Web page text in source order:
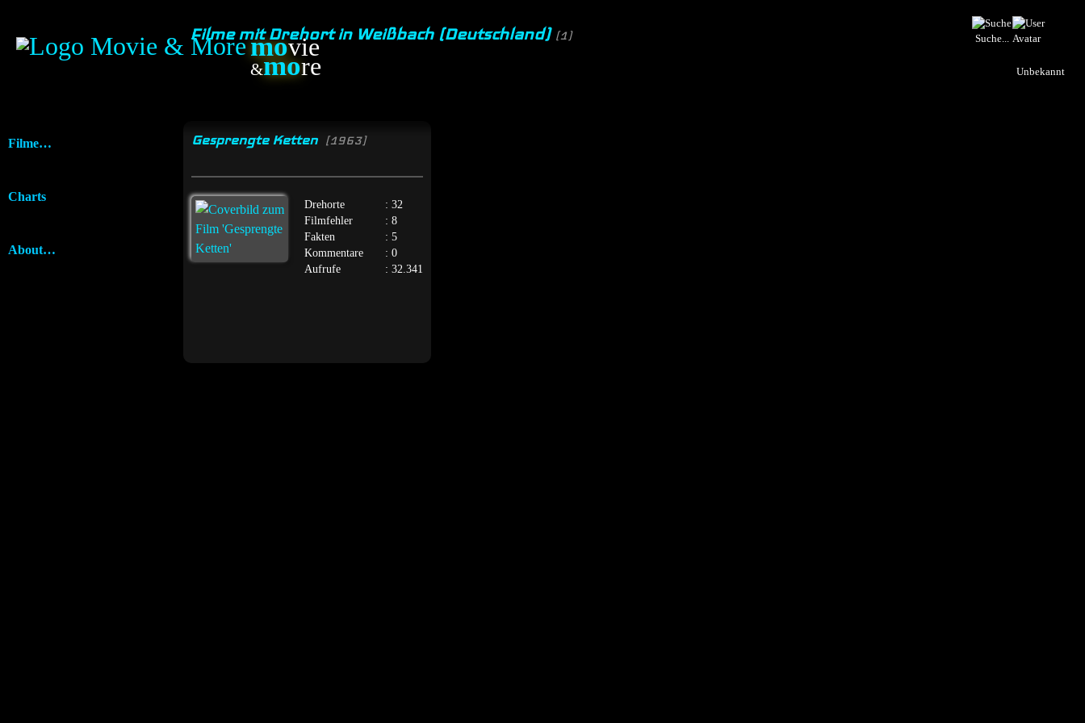
movie
&more
Suche...
Unbekannt
Filme mit Drehort in Weißbach (Deutschland) (1)
Filme…
Charts
About…
Gesprengte Ketten [1963]
Drehorte
: 32
Filmfehler
: 8
Fakten
: 5
Kommentare
: 0
Aufrufe
: 32.341